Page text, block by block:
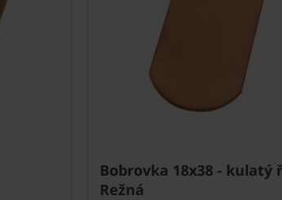
Bobrovka 18x38 - kulatý
Režná